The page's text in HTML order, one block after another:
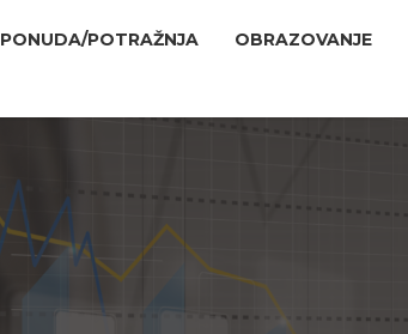
PONUDA/POTRAŽNJA OBRAZOVANJE